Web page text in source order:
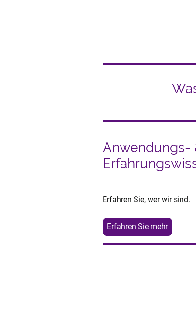
Anwendungs-
Erfahren Sie, wer wir sind.
Erfahren Sie mehr